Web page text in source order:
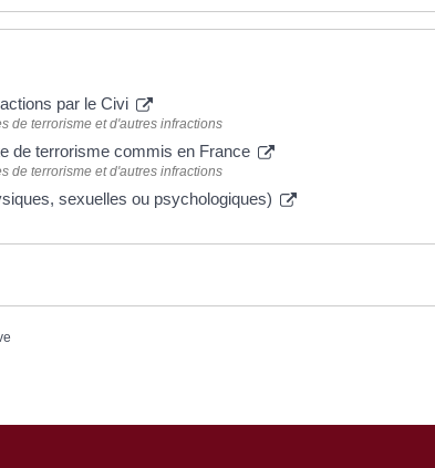
par le Civi
de terrorisme et d'autres infractions
de terrorisme commis en France
de terrorisme et d'autres infractions
sexuelles ou psychologiques)